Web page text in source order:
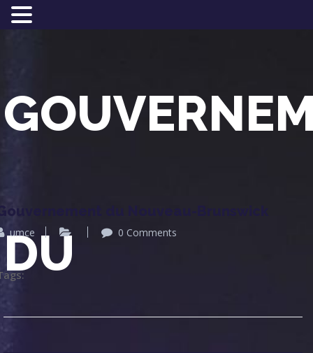
DU
du Nouveau-Brunswick
umce 0 Comments